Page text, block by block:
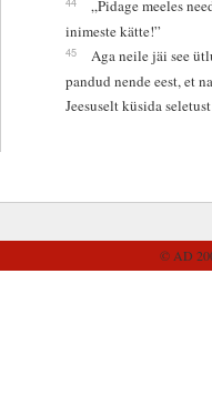
„Pidage meeles
inimeste kätte!”
45
Aga neile jäi see
pandud nende eest, et
Jeesuselt küsida
© AD